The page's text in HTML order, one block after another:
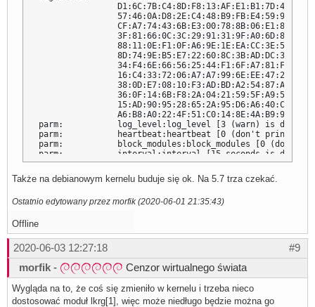
parm:           log_level:log_level [3 (warn) is
parm:           heartbeat:heartbeat [0 (don't print) is
parm:           block_modules:block_modules [0 (don't
parm:           interval:interval [15 seconds is
parm:           kint_validate:kint_validate [3
parm:           kint_enforce:kint_enforce [2 (panic)
parm:           msr_validate:msr_validate [1
parm:           pint_enforce:pint_enforce [1 (kill
parm:           pcfi_validate:pcfi_validate [2 (fully
parm:           pcfi_enforce:pcfi_enforce [1 (kill
parm:           smep_validate:smep_validate [1
parm:           smep_enforce:smep_enforce [2 (panic)
parm:           smap_validate:smap_validate [1
parm:           smap_enforce:smap_enforce [2 (panic)
Także na debianowym kernelu buduje się ok. Na 5.7 trza czekać.
Ostatnio edytowany przez morfik (2020-06-01 21:35:43)
Offline
#9
2020-06-03 12:27:18
morfik - Cenzor wirtualnego świata
Wygląda na to, że coś się zmieniło w kernelu i trzeba nieco
dostosować moduł lkrg[1], więc może niedługo będzie można go